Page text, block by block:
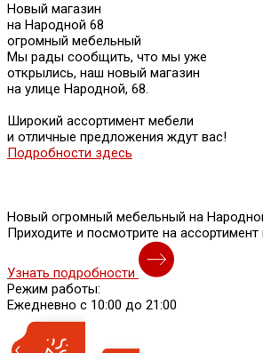
Новый магазин
на Народной 68
огромный мебельный
Мы рады сообщить, что мы уже
открылись, наш новый магазин
на улице Народной, 68.
Широкий ассортимент мебели
и отличные предложения ждут вас!
Подробности здесь
Новый огромный мебельный на
Приходите и посмотрите на
Узнать подробности
Режим работы:
Ежедневно с 10:00 до 21:00